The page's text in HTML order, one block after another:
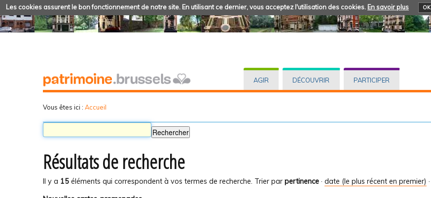
Les cookies assurent le bon fonctionnement de notre site. En utilisant ce dernier, vous acceptez l'utilisation des cookies. En savoir plus OK
AGIR DÉCOUVRIR PARTICIPER
Vous êtes ici : Accueil
Résultats de recherche
Il y a 15 éléments qui correspondent à vos termes de recherche. Trier par pertinence · date (le plus récent en premier) ·